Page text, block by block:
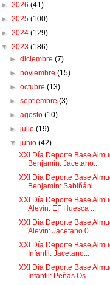
► 2026 (41)
► 2025 (100)
► 2024 (129)
▼ 2023 (186)
►diciembre(7)
►noviembre(15)
►octubre(13)
►septiembre(3)
►agosto(10)
►julio(19)
▼junio(42)
XXI Día Deporte Base
Benjamín: Jacetano...
XXI Día Deporte Base
Benjamín: Sabiñáni...
XXI Día Deporte Base
Alevín: EF Huesca ...
XXI Día Deporte Base
Alevín: Jacetano 0...
XXI Día Deporte Base
Infantil: Jacetano...
XXI Día Deporte Base
Infantil: Peñas Os...